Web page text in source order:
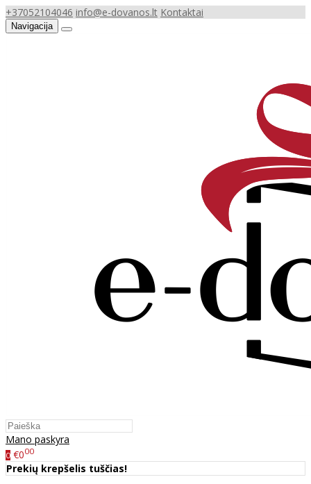
+37052104046 info@e-dovanos.lt Kontaktai
Navigacija
Mano paskyra
0 €000
Prekių krepšelis tuščias!